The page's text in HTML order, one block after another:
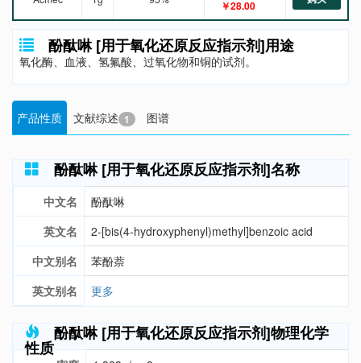
￥28.00
酚酞啉 [用于氧化还原反应指示剂]用途
氧化酶、血液、氢氟酸、过氧化物和铜的试剂。
产品性质 文献综述 1 图谱
酚酞啉 [用于氧化还原反应指示剂]名称
中文名
酚酞啉
英文名
2-[bis(4-hydroxyphenyl)methyl]benzoic acid
中文别名
苯酚萘
英文别名
更多
酚酞啉 [用于氧化还原反应指示剂]物理化学
性质